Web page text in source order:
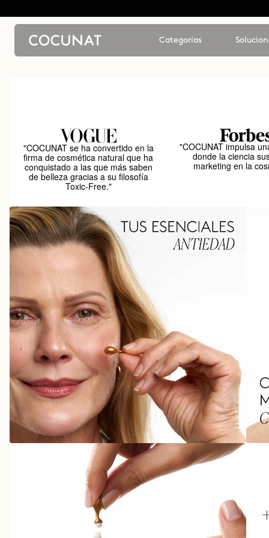
Categorías
"COCUNAT se ha convertido en la
firma de cosmética natural que ha
conquistado a las que más saben
de belleza gracias a su filosofía
Toxic-Free."
"COCUNAT impulsa
donde la ciencia
marketing en la